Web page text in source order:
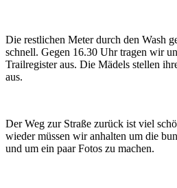
Die restlichen Meter durch den Wash
schnell. Gegen 16.30 Uhr tragen wir
Trailregister aus. Die Mädels stellen
aus.
Der Weg zur Straße zurück ist viel
wieder müssen wir anhalten um die
und um ein paar Fotos zu machen.